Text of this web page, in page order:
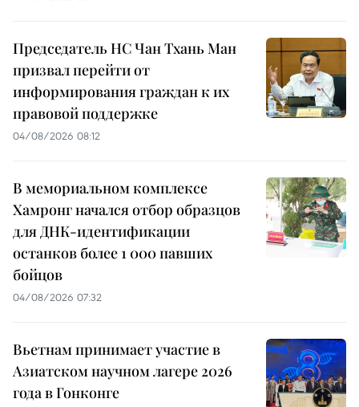
Председатель НС Чан Тхань Ман
призвал перейти от
информирования граждан к их
правовой поддержке
04/08/2026 08:12
В мемориальном комплексе
Хамронг начался отбор образцов
для ДНК-идентификации
останков более 1 000 павших
бойцов
04/08/2026 07:32
Вьетнам принимает участие в
Азиатском научном лагере 2026
года в Гонконге